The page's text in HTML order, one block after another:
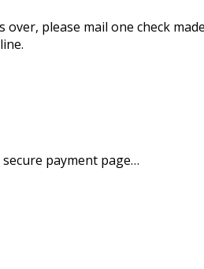
over, please mail one check